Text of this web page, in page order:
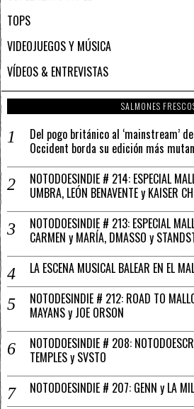
TOPS
VIDEOJUEGOS Y MÚSICA
VÍDEOS & ENTREVISTAS
SALMONES
Del pogo británico al ‘mainstream’
Occident borda su edición más
NOTODOESINDIE # 214: ESPECIAL
UMBRA, LEÓN BENAVENTE y KAISER
NOTODOESINDIE # 213: ESPECIAL
CARMEN y MARÍA, DMASSO y
LA ESCENA MUSICAL BALEAR EN EL
NOTODESINDIE # 212: ROAD TO
MAYANS y JOE ORSON
NOTODOESINDIE # 208:
TEMPLES y SVSTO
NOTODOESINDIE # 207: GENN y LA